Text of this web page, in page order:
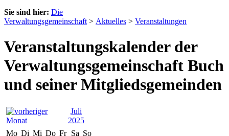
Sie sind hier: Die
Verwaltungsgemeinschaft > Aktuelles > Veranstaltungen
Veranstaltungskalender der
Verwaltungsgemeinschaft Buch
und seiner Mitgliedsgemeinden
Juli
2025
Mo Di Mi Do Fr Sa So